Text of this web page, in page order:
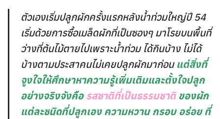
ตัวเองเริ่มปลูกผักครั้งแรกหลังน้ำท่วมใหญ่ปี 54
เริ่มด้วยการซื้อเมล็ดผักที่เป็นซองๆ มาโรยบนพื้นที่
ว่างที่ต้นไม้ตายไปเพราะน้ำท่วม ได้กินบ้าง ไม่ได้
บ้างตามประสาคนไม่เคยปลูกผักมาก่อนแต่สิ่งที่
จูงใจให้ศึกษาหาความรู้เพิ่มเติมและตั้งใจปลูก
อย่างจริงจังคือรสชาติที่เป็นธรรมชาติของผัก
แต่ละชนิดที่ปลูกเอง ความหวาน กรอบ อร่อย ที่